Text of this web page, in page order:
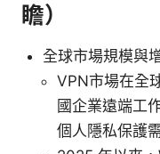
瞻）
全球市場規模與
VPN市場在全
國企業遠端工
個人隱私保護